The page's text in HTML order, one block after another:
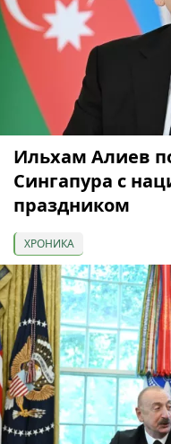
Ильхам Алиев
Сингапура с
праздником
ХРОНИКА